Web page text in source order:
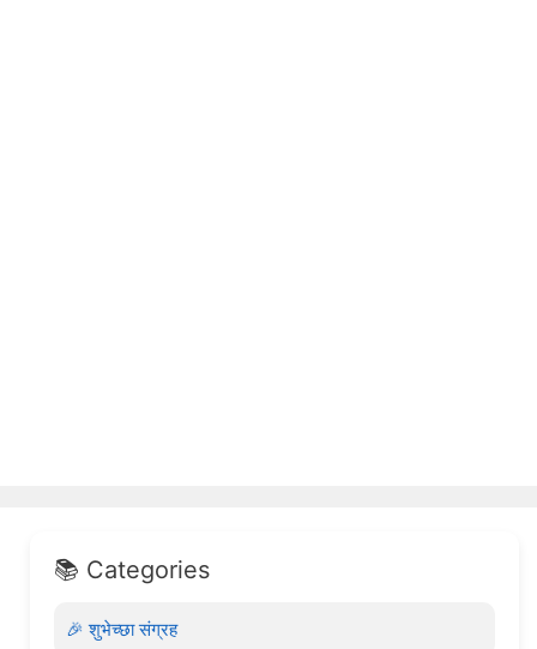
📚 Categories
🎉 शुभेच्छा संग्रह